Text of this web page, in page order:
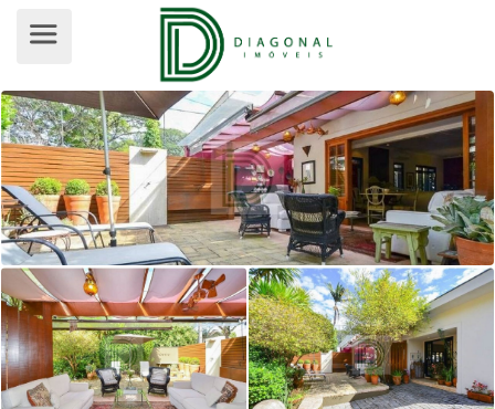
CASA TÉRREA PARA VENDA,